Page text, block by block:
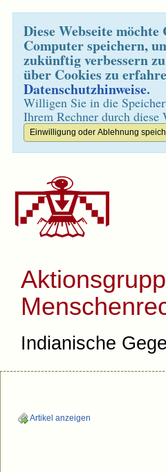
Diese Webseite
Computer speichern,
zukünftig verbessern
über Cookies zu
Datenschutzhinweise.
Willigen Sie in die
Ihrem Rechner durch diese
Indianische
Artikel anzeigen